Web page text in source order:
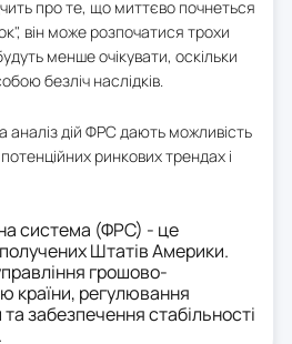
про те, що миттєво почнеться
він може розпочатися трохи
менше очікувати, оскільки
безліч наслідків.
аналіз дій ФРС дають можливість
ринкових трендах і
система (ФРС) - це
Штатів Америки.
грошово-
країни, регулювання
забезпечення стабільності